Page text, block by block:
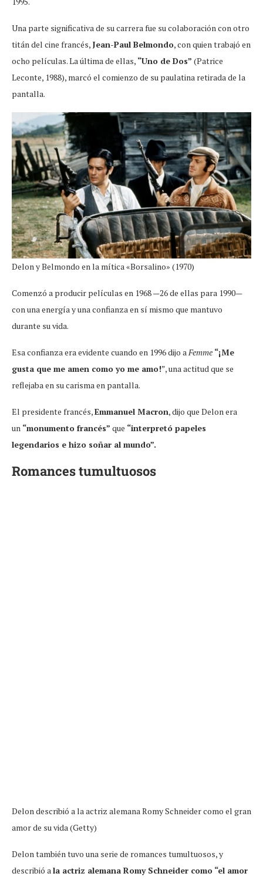
Una parte significativa de su carrera fue su colaboración con otro
titán del cine francés, Jean-Paul Belmondo, con quien trabajó en
ocho películas. La última de ellas, “Uno de Dos” (Patrice
Leconte, 1988), marcó el comienzo de su paulatina retirada de la
pantalla.
Delon y Belmondo en la mítica «Borsalino» (1970)
Comenzó a producir películas en 1968 —26 de ellas para 1990—
con una energía y una confianza en sí mismo que mantuvo
durante su vida.
Esa confianza era evidente cuando en 1996 dijo aFemme “¡Me
gusta que me amen como yo me amo!”, una actitud que se
reflejaba en su carisma en pantalla.
El presidente francés,Emmanuel Macron, dijo que Delon era
un “monumento francés” que “interpretó papeles
legendarios e hizo soñar al mundo”.
Romances tumultuosos
Delon describió a la actriz alemana Romy Schneider como el gran
amor de su vida (Getty)
Delon también tuvo una serie de romances tumultuosos, y
describió a la actriz alemana Romy Schneider como “el amor